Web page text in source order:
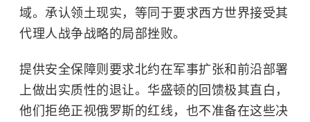
域。承认领土现实，等同于要求西方世界接受其
代理人战争战略的局部挫败。
提供安全保障则要求北约在军事扩张和前沿部署
上做出实质性的退让。华盛顿的回馈极其直白，
他们拒绝正视俄罗斯的红线，也不准备在这些决